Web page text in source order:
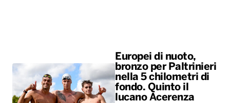
Europei di nuoto,
bronzo per Paltrinieri
nella 5 chilometri di
fondo. Quinto il
lucano Acerenza